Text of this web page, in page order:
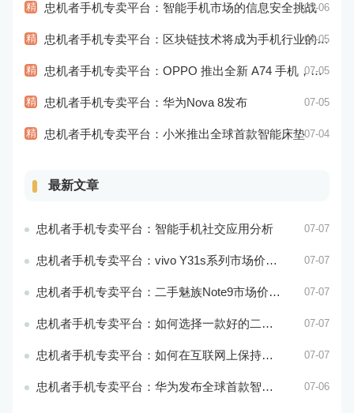
精 忠机者手机专卖平台：智能手机市场的信息安全挑战07-06
精 忠机者手机专卖平台：区块链技术将成为手机行业的新的趋势07-05
精 忠机者手机专卖平台：OPPO 推出全新 A74 手机，采用 AMOLED 屏幕和大容量电池07-05
精 忠机者手机专卖平台：华为Nova 8发布 07-05
精 忠机者手机专卖平台：小米推出全球首款智能床垫07-04
最新文章
忠机者手机专卖平台：智能手机社交应用分析 07-07
忠机者手机专卖平台：vivo Y31s系列市场价格走势平稳 07-07
忠机者手机专卖平台：二手魅族Note9市场价格持续下跌 07-07
忠机者手机专卖平台：如何选择一款好的二手手机应用？ 07-07
忠机者手机专卖平台：如何在互联网上保持安全？ 07-07
忠机者手机专卖平台：华为发布全球首款智能物业管理系统 07-06